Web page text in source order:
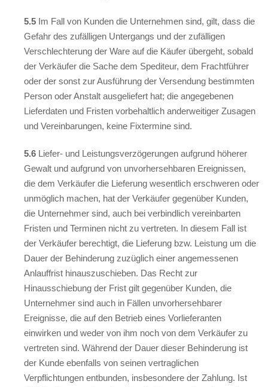
5.5 Im Fall von Kunden die Unternehmen sind, gilt, dass die
Gefahr des zufälligen Untergangs und der zufälligen
Verschlechterung der Ware auf die Käufer übergeht, sobald
der Verkäufer die Sache dem Spediteur, dem Frachtführer
oder der sonst zur Ausführung der Versendung bestimmten
Person oder Anstalt ausgeliefert hat; die angegebenen
Lieferdaten und Fristen vorbehaltlich anderweitiger Zusagen
und Vereinbarungen, keine Fixtermine sind.
5.6 Liefer- und Leistungsverzögerungen aufgrund höherer
Gewalt und aufgrund von unvorhersehbaren Ereignissen,
die dem Verkäufer die Lieferung wesentlich erschweren oder
unmöglich machen, hat der Verkäufer gegenüber Kunden,
die Unternehmer sind, auch bei verbindlich vereinbarten
Fristen und Terminen nicht zu vertreten. In diesem Fall ist
der Verkäufer berechtigt, die Lieferung bzw. Leistung um die
Dauer der Behinderung zuzüglich einer angemessenen
Anlauffrist hinauszuschieben. Das Recht zur
Hinausschiebung der Frist gilt gegenüber Kunden, die
Unternehmer sind auch in Fällen unvorhersehbarer
Ereignisse, die auf den Betrieb eines Vorlieferanten
einwirken und weder von ihm noch von dem Verkäufer zu
vertreten sind. Während der Dauer dieser Behinderung ist
der Kunde ebenfalls von seinen vertraglichen
Verpflichtungen entbunden, insbesondere der Zahlung. Ist